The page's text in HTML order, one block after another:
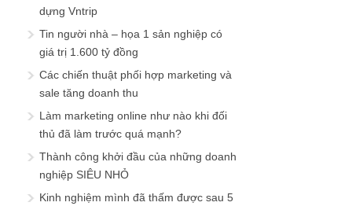
dựng Vntrip
Tin người nhà – họa 1 sản nghiệp có
giá trị 1.600 tỷ đồng
Các chiến thuật phối hợp marketing và
sale tăng doanh thu
Làm marketing online như nào khi đối
thủ đã làm trước quá mạnh?
Thành công khởi đầu của những doanh
nghiệp SIÊU NHỎ
Kinh nghiệm mình đã thấm được sau 5